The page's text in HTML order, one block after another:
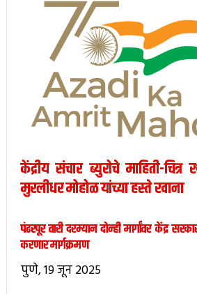
केंद्रीय संचार ब्युरोचे माहिती-चित्र
मुरलीधर मोहोळ यांच्या हस्ते रवाना
पंढरपूर वारी दरम्यान दोन्ही मार्गांवर केंद्र
करणार मार्गक्रमण
पुणे, 19 जून 2025